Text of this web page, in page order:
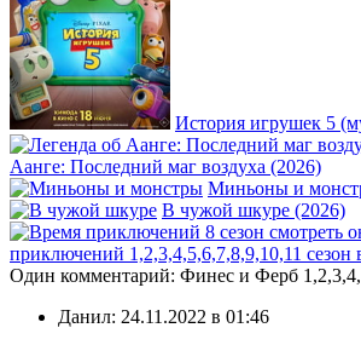
История игрушек 5
Аанге: Последний маг воздуха (2026)
Миньоны и
В чужой шкуре (2026)
приключений 1,2,3,4,5,6,7,8,9,10,11 сезон
Один комментарий: Финес и Ферб
Данил: 24.11.2022 в 01:46